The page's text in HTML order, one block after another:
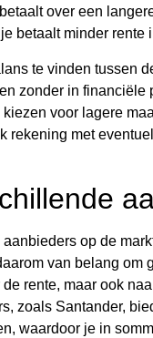
over een
betaalt minder rente
te vinden tussen
zonder in
voor lagere
rekening met
op de
van belang
rente, maar ook
zoals Santander,
waardoor je in